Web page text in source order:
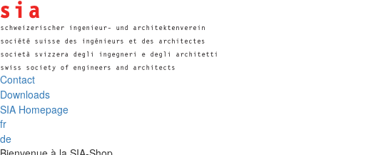
Contact
Downloads
SIA Homepage
fr
de